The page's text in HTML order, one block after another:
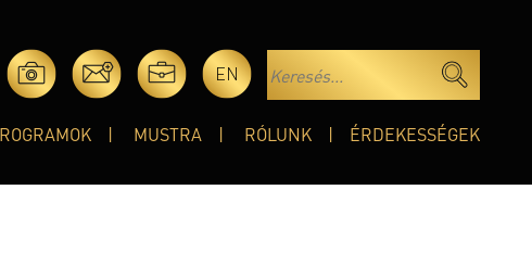
EN
MUSTRA RÓLUNK ÉRDEKESSÉGEK